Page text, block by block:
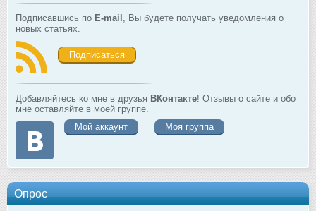
Подписавшись по E-mail , Вы будете получать уведомления о
новых статьях.
Подписаться
Добавляйтесь ко мне в друзья ВКонтакте! Отзывы о сайте и обо
мне оставляйте в моей группе.
Мой аккаунт
Моя группа
Опрос